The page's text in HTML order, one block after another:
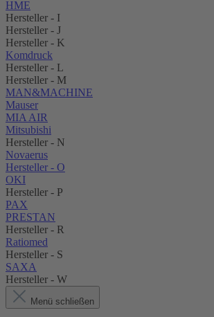
HME
Hersteller - I
Hersteller - J
Hersteller - K
Komdruck
Hersteller - L
Hersteller - M
MAN&MACHINE
Mauser
MIA AIR
Mitsubishi
Hersteller - N
Novaerus
Hersteller - O
OKI
Hersteller - P
PAX
PRESTAN
Hersteller - R
Ratiomed
Hersteller - S
SAXA
Hersteller - W
Menü schließen